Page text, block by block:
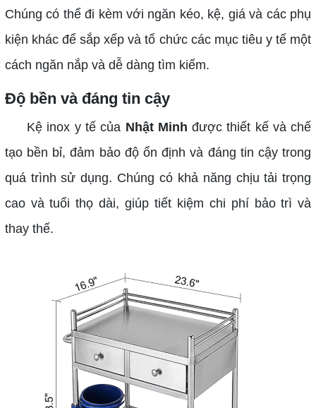
Chúng có thể đi kèm với ngăn kéo, kệ, giá và các phụ
kiện khác để sắp xếp và tổ chức các mục tiêu y tế một
cách ngăn nắp và dễ dàng tìm kiếm.
Độ bền và đáng tin cậy
Kệ inox y tế của Nhật Minh được thiết kế và chế
tạo bền bỉ, đảm bảo độ ổn định và đáng tin cậy trong
quá trình sử dụng. Chúng có khả năng chịu tải trọng
cao và tuổi thọ dài, giúp tiết kiệm chi phí bảo trì và
thay thế.